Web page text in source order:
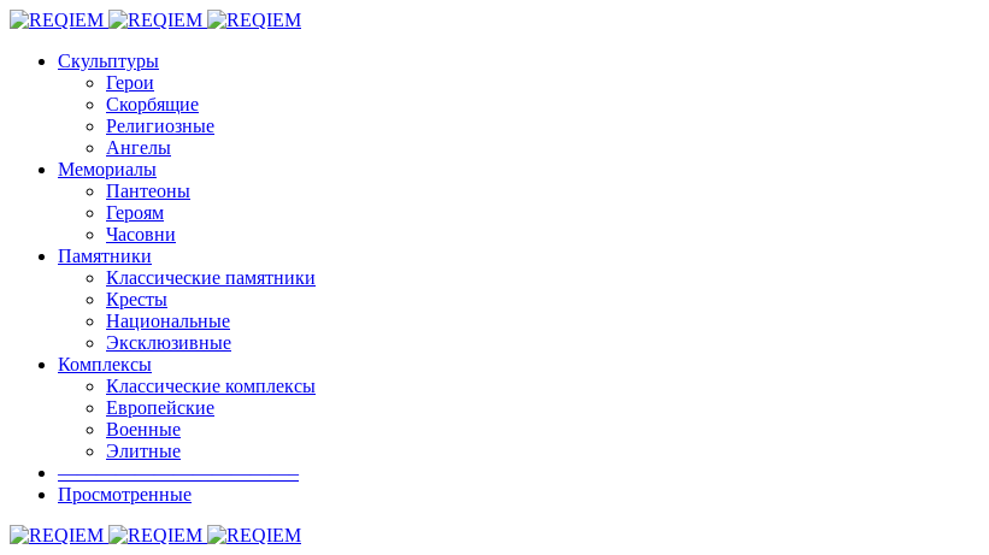
Скульптуры
Герои
Скорбящие
Религиозные
Ангелы
Мемориалы
Пантеоны
Героям
Часовни
Памятники
Классические памятники
Кресты
Национальные
Эксклюзивные
Комплексы
Классические комплексы
Европейские
Военные
Элитные
————————————–
Просмотренные